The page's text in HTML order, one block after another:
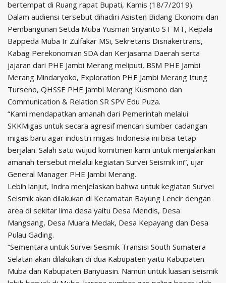
bertempat di Ruang rapat Bupati, Kamis (18/7/2019).
Dalam audiensi tersebut dihadiri Asisten Bidang Ekonomi dan
Pembangunan Setda Muba Yusman Sriyanto ST MT, Kepala
Bappeda Muba Ir Zulfakar MSi, Sekretaris Disnakertrans,
Kabag Perekonomian SDA dan Kerjasama Daerah serta
jajaran dari PHE Jambi Merang meliputi, BSM PHE Jambi
Merang Mindaryoko, Exploration PHE Jambi Merang Itung
Turseno, QHSSE PHE Jambi Merang Kusmono dan
Communication & Relation SR SPV Edu Puza.
“Kami mendapatkan amanah dari Pemerintah melalui
SKKMigas untuk secara agresif mencari sumber cadangan
migas baru agar industri migas Indonesia ini bisa tetap
berjalan. Salah satu wujud komitmen kami untuk menjalankan
amanah tersebut melalui kegiatan Survei Seismik ini”, ujar
General Manager PHE Jambi Merang.
Lebih lanjut, Indra menjelaskan bahwa untuk kegiatan Survei
Seismik akan dilakukan di Kecamatan Bayung Lencir dengan
area di sekitar lima desa yaitu Desa Mendis, Desa
Mangsang, Desa Muara Medak, Desa Kepayang dan Desa
Pulau Gading.
“Sementara untuk Survei Seismik Transisi South Sumatera
Selatan akan dilakukan di dua Kabupaten yaitu Kabupaten
Muba dan Kabupaten Banyuasin. Namun untuk luasan seismik